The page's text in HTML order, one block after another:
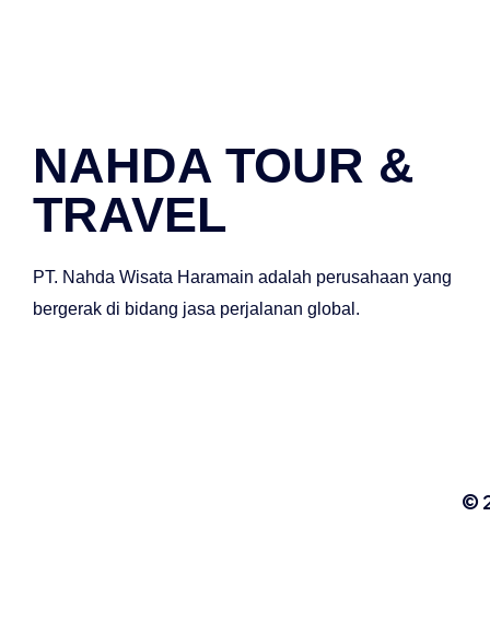
NAHDA TOUR &
TRAVEL
PT. Nahda Wisata Haramain adalah perusahaan yang
bergerak di bidang jasa perjalanan global.
©